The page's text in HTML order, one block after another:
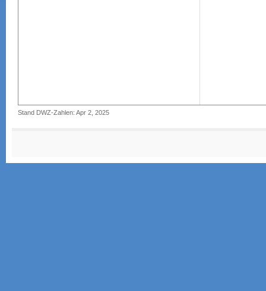
Stand DWZ-Zahlen: Apr 2, 2025